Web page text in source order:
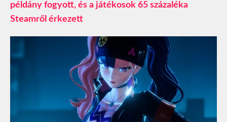
példány fogyott, és a játékosok 65 százaléka
Steamről érkezett